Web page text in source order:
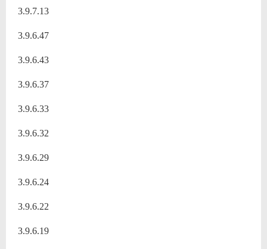
3.9.7.13
3.9.6.47
3.9.6.43
3.9.6.37
3.9.6.33
3.9.6.32
3.9.6.29
3.9.6.24
3.9.6.22
3.9.6.19